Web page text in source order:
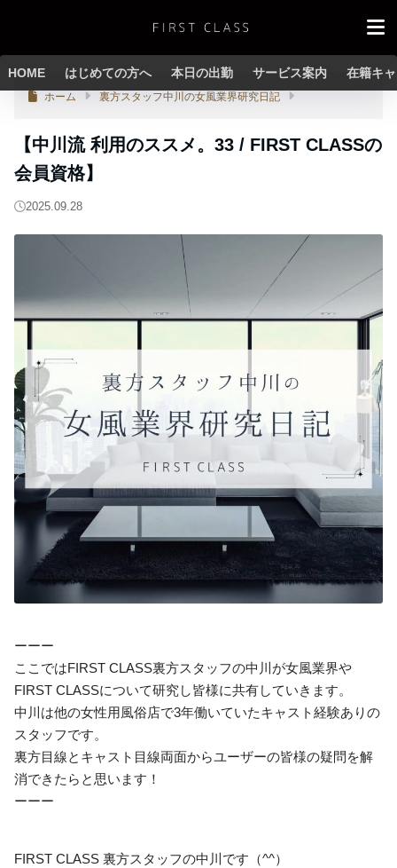
HOME はじめての方へ 本日の出勤 サービス案内 在籍キ
ホーム 裏方スタッフ中川の女風業界研究日記
【中川流 利用のススメ。33 / FIRST CLASSの
会員資格】
2025.09.28
ーーー
ここではFIRST CLASS裏方スタッフの中川が女風業界や
FIRST CLASSについて研究し皆様に共有していきます。
中川は他の女性用風俗店で3年働いていたキャスト経験ありの
スタッフです。
裏方目線とキャスト目線両面からユーザーの皆様の疑問を解
消できたらと思います！
ーーー
FIRST CLASS 裏方スタッフの中川です（^^）